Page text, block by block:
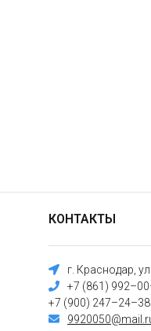
КОНТАКТЫ
г. Краснодар,
+7 (861)
+7 (900) 247–24–38